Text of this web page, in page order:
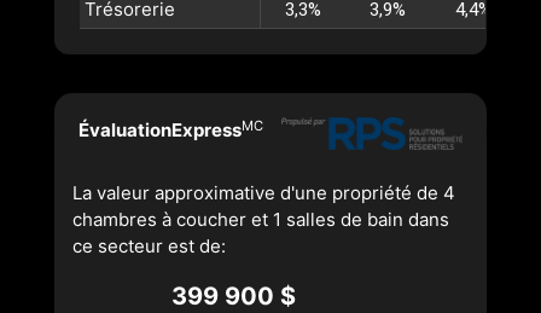
Trésorerie 3,3% 3,9% 4,4%
ÉvaluationExpressMC
La valeur approximative d'une propriété de 4
chambres à coucher et 1 salles de bain dans
ce secteur est de:
399 900 $